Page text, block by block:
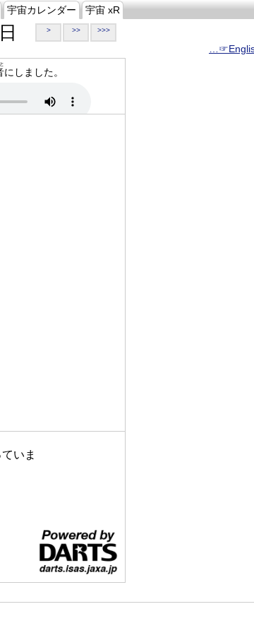
宇宙カレンダー 宇宙 xR
> >> >>>
にしました。
いま